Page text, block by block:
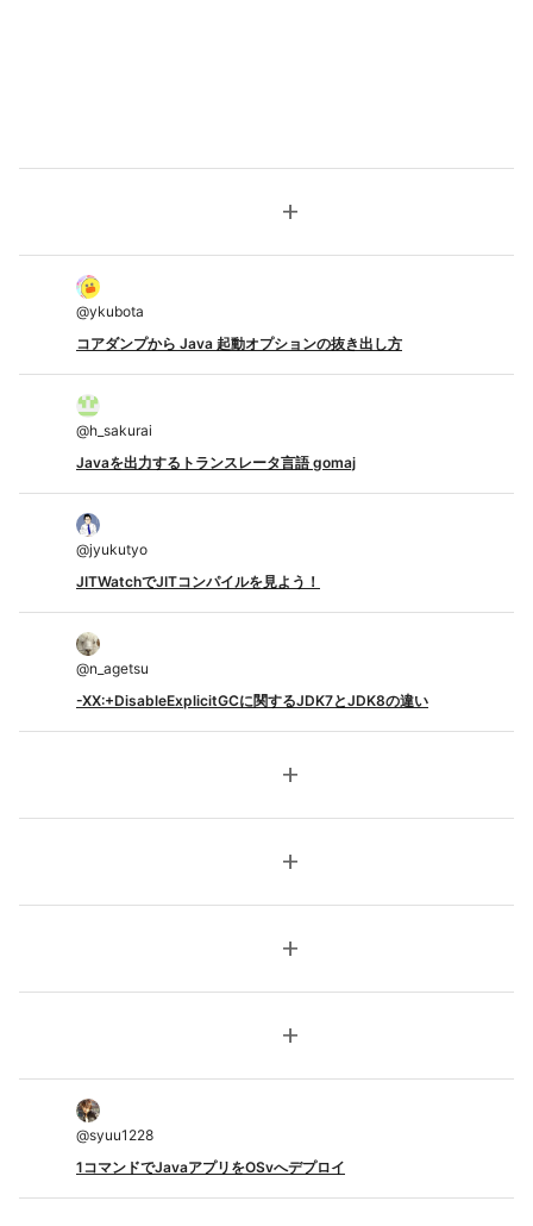
add
@ykubota
コアダンプから Java 起動オプションの抜き出し方
@h_sakurai
Javaを出力するトランスレータ言語 gomaj
@jyukutyo
JITWatchでJITコンパイルを見よう！
@n_agetsu
-XX:+DisableExplicitGCに関するJDK7とJDK8の違い
add
add
add
add
@syuu1228
1コマンドでJavaアプリをOSvへデプロイ